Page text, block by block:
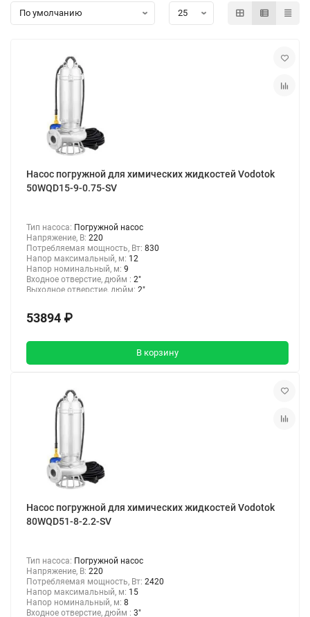
Консольно-моноблочные насосы
Мотопомпы
Насосы для химических жидкостей
Канализационные станции
Насосы для перекачки дизельного топлива и керосина
Насосы для газа
Шкивные насосы
Насос погружной для химических жидкостей Vodotok
50WQD15-9-0.75-SV
Тип насоса: Погружной насос
Напряжение, В: 220
Потребляемая мощность, Вт: 830
Напор максимальный, м: 12
Напор номинальный, м: 9
Входное отверстие, дюйм : 2"
Выходное отверстие, дюйм: 2"
53894 ₽
В корзину
Насос погружной для химических жидкостей Vodotok
80WQD51-8-2.2-SV
Тип насоса: Погружной насос
Напряжение, В: 220
Потребляемая мощность, Вт: 2420
Напор максимальный, м: 15
Напор номинальный, м: 8
Входное отверстие, дюйм : 3"